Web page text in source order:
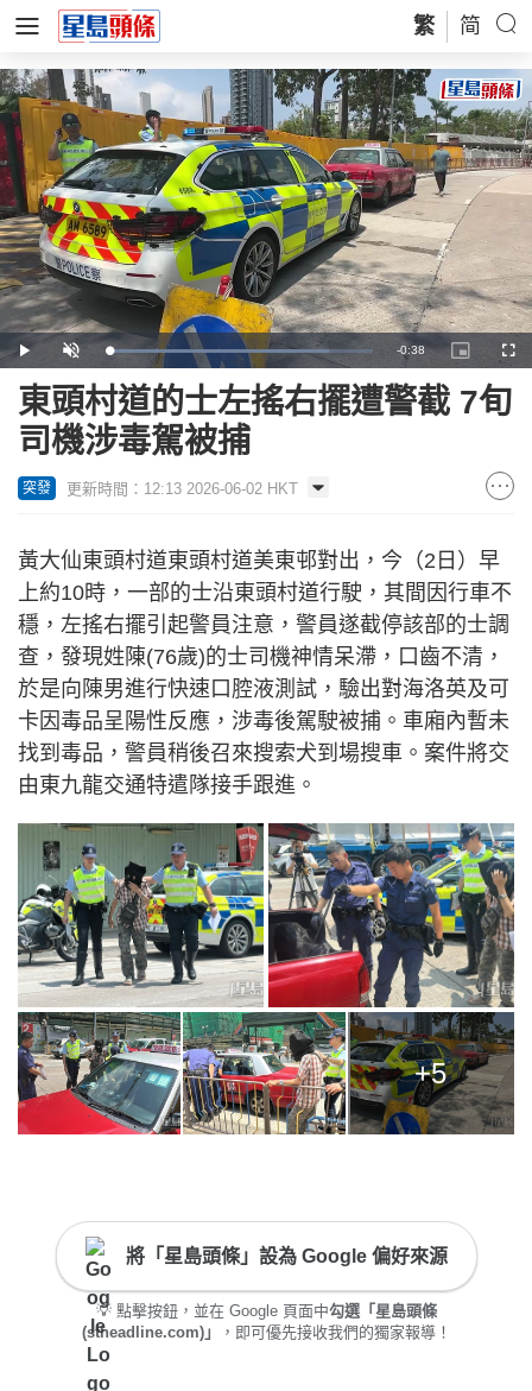
繁 简
Play Unmute Loaded:
83.56%
Remaining
Time
-0:38
Picture-
in-
東頭村道的士左搖右擺遭警截 7旬
司機涉毒駕被捕
突發 更新時間：12:13 2026-06-02 HKT
黃大仙東頭村道東頭村道美東邨對出，今（2日）早
上約10時，一部的士沿東頭村道行駛，其間因行車不
穩，左搖右擺引起警員注意，警員遂截停該部的士調
查，發現姓陳(76歲)的士司機神情呆滯，口齒不清，
於是向陳男進行快速口腔液測試，驗出對海洛英及可
卡因毒品呈陽性反應，涉毒後駕駛被捕。車廂內暫未
找到毒品，警員稍後召來搜索犬到場搜車。案件將交
由東九龍交通特遣隊接手跟進。
+5
將「星島頭條」設為 Google 偏好來源
💡 點擊按鈕，並在 Google 頁面中勾選「星島頭條
(stheadline.com)」
，即可優先接收我們的獨家報導！